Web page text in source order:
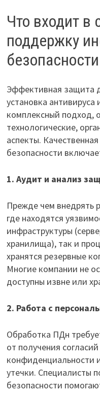
Что входит в
поддержку
безопасности
Эффективная защита
установка антивируса
комплексный подход,
технологические,
аспекты.
безопасности
1. Аудит и анализ
Прежде чем внедрять
где находятся
инфраструктуры
хранилища), так и
хранятся резервные
Многие компании не
доступны извне или
2. Работа с
Обработка ПДн
от получения
конфиденциальности
утечки. Специалисты
безопасности